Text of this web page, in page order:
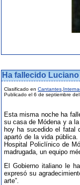
Ha fallecido
Clasificado en Cantantes
Publicado el 6 de septiembre
Esta misma noche ha
su casa de Módena y a
hoy ha sucedido el fatal
apartó de la vida
Hospital Policlínico de
madrugada, un equipo
El Gobierno italiano le
expresó su
arte”.